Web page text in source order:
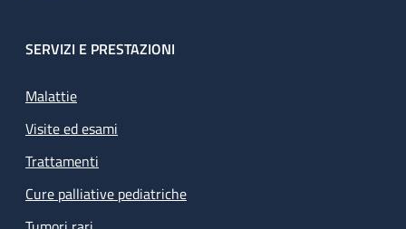
SERVIZI E PRESTAZIONI
Malattie
Visite ed esami
Trattamenti
Cure palliative pediatriche